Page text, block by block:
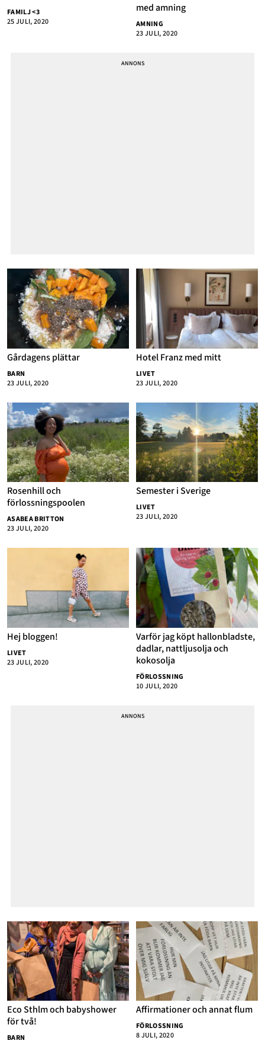
FAMILJ <3
25 JULI, 2020
med amning
AMNING
23 JULI, 2020
Gårdagens plättar
BARN
23 JULI, 2020
Hotel Franz med mitt
LIVET
23 JULI, 2020
Rosenhill och
förlossningspoolen
ASABEA BRITTON
23 JULI, 2020
Semester i Sverige
LIVET
23 JULI, 2020
Hej bloggen!
LIVET
23 JULI, 2020
Varför jag köpt hallonbladste,
dadlar, nattljusolja och
kokosolja
FÖRLOSSNING
10 JULI, 2020
Eco Sthlm och babyshower
för två!
BARN
Affirmationer och annat flum
FÖRLOSSNING
8 JULI, 2020